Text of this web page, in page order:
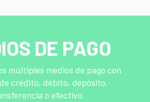
DE PAGO
múltiples medios de pago con
crédito, débito, depósito,
o efectivo.